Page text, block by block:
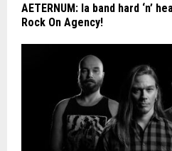
AETERNUM: la band hard ‘n’
Rock On Agency!